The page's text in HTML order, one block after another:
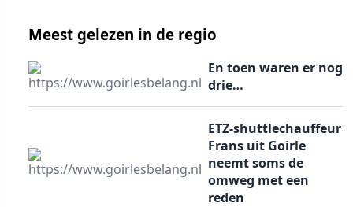
Meest gelezen in de regio
En toen waren er nog
drie…
ETZ-shuttlechauffeur
Frans uit Goirle
neemt soms de
omweg met een
reden